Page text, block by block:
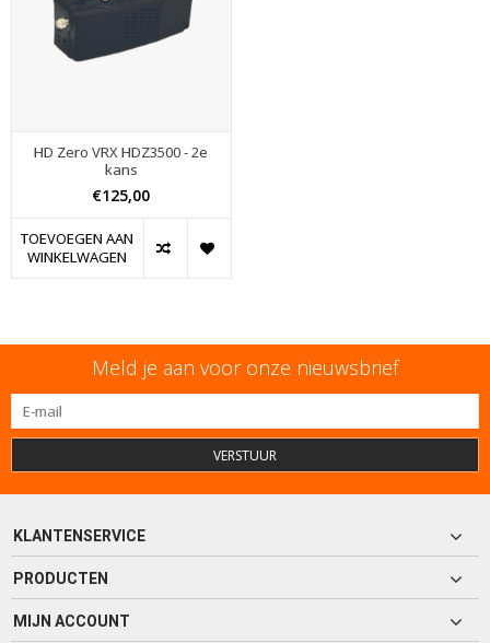
HD Zero VRX HDZ3500 - 2e
kans
€125,00
TOEVOEGEN AAN
WINKELWAGEN
Meld je aan voor onze nieuwsbrief
VERSTUUR
KLANTENSERVICE
PRODUCTEN
MIJN ACCOUNT